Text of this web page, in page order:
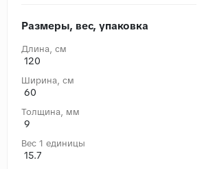
Размеры, вес, упаковка
Длина, cм
120
Ширина, cм
60
Толщина, мм
9
Вес 1 единицы
15.7